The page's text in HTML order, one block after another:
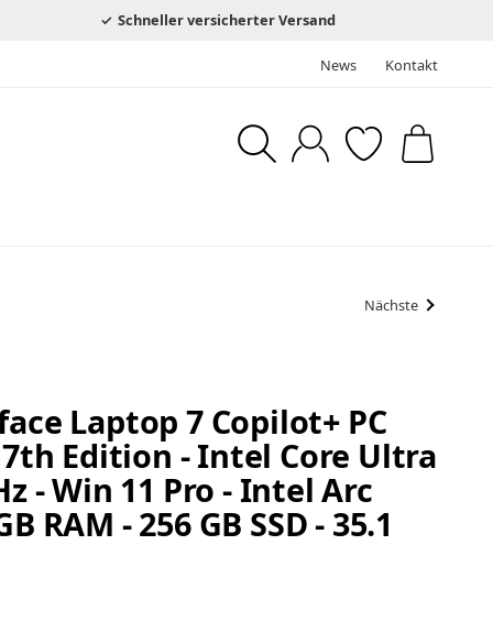
Schneller versicherter Versand
News Kontakt
Nächste
Laptop 7 Copilot+ PC
Edition - Intel Core Ultra
- Win 11 Pro - Intel Arc
RAM - 256 GB SSD - 35.1